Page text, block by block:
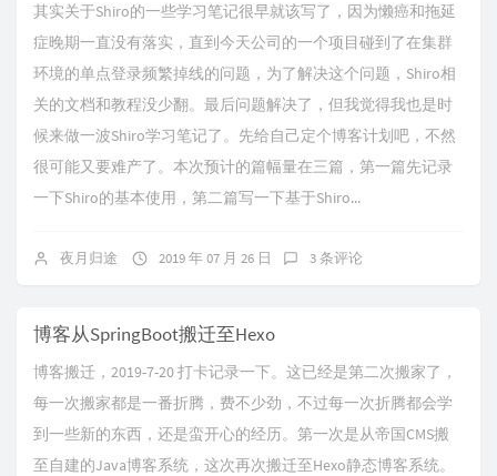
其实关于Shiro的一些学习笔记很早就该写了，因为懒癌和拖延
症晚期一直没有落实，直到今天公司的一个项目碰到了在集群
环境的单点登录频繁掉线的问题，为了解决这个问题，Shiro相
关的文档和教程没少翻。最后问题解决了，但我觉得我也是时
候来做一波Shiro学习笔记了。先给自己定个博客计划吧，不然
很可能又要难产了。本次预计的篇幅量在三篇，第一篇先记录
一下Shiro的基本使用，第二篇写一下基于Shiro...
夜月归途 2019 年 07 月 26 日 3 条评论
博客从SpringBoot搬迁至Hexo
博客搬迁，2019-7-20 打卡记录一下。这已经是第二次搬家了，
每一次搬家都是一番折腾，费不少劲，不过每一次折腾都会学
到一些新的东西，还是蛮开心的经历。第一次是从帝国CMS搬
至自建的Java博客系统，这次再次搬迁至Hexo静态博客系统。